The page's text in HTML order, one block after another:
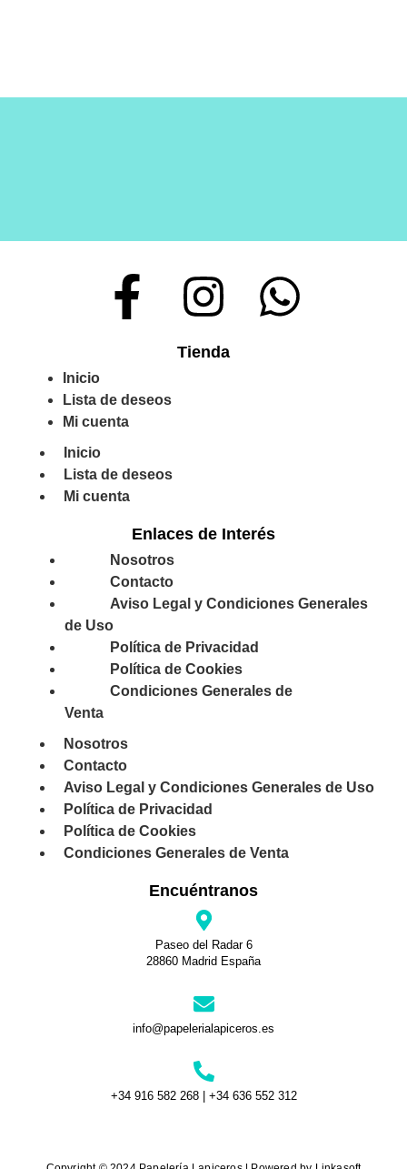
Tienda
Inicio
Lista de deseos
Mi cuenta
Inicio
Lista de deseos
Mi cuenta
Enlaces de Interés
Nosotros
Contacto
Aviso Legal y Condiciones Generales
de Uso
Política de Privacidad
Política de Cookies
Condiciones Generales de
Venta
Nosotros
Contacto
Aviso Legal y Condiciones Generales de Uso
Política de Privacidad
Política de Cookies
Condiciones Generales de Venta
Encuéntranos
Paseo del Radar 6
28860 Madrid España
info@papelerialapiceros.es
+34 916 582 268 | +34 636 552 312